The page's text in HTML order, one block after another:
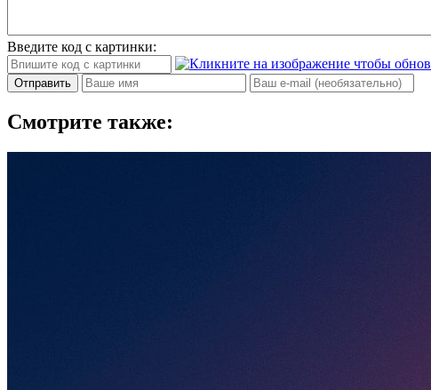
Введите код с картинки:
Отправить
Смотрите также: